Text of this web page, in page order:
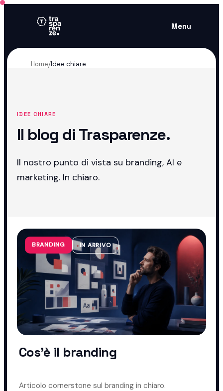
Menu
Home/Idee chiare
IDEE CHIARE
Il blog di Trasparenze.
Il nostro punto di vista su branding, AI e
marketing. In chiaro.
BRANDING IN ARRIVO
Cos'è il branding
Articolo cornerstone sul branding in chiaro.